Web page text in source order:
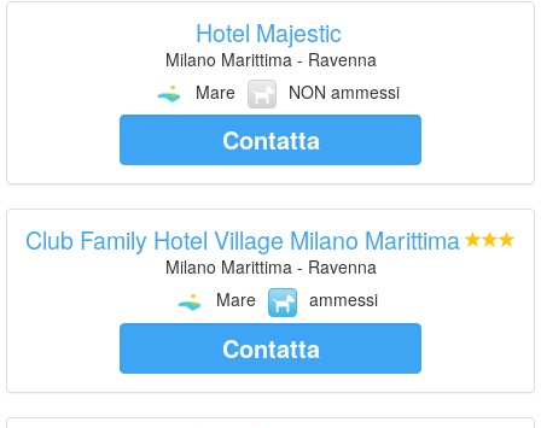
Hotel Majestic
Milano Marittima - Ravenna
Mare
NON ammessi
Contatta
Club Family Hotel Village Milano Marittima
Milano Marittima - Ravenna
Mare
ammessi
Contatta